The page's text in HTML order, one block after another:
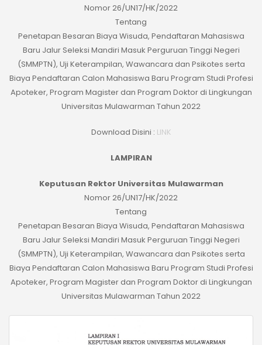
Nomor 26/UN17/HK/2022
Tentang
Penetapan Besaran Biaya Wisuda, Pendaftaran Mahasiswa
Baru Jalur Seleksi Mandiri Masuk Perguruan Tinggi Negeri
(SMMPTN), Uji Keterampilan, Wawancara dan Psikotes serta
Biaya Pendaftaran Calon Mahasiswa Baru Program Studi Profesi
Apoteker, Program Magister dan Program Doktor di Lingkungan
Universitas Mulawarman Tahun 2022
Download Disini : LINK
LAMPIRAN
Keputusan Rektor Universitas Mulawarman
Nomor 26/UN17/HK/2022
Tentang
Penetapan Besaran Biaya Wisuda, Pendaftaran Mahasiswa
Baru Jalur Seleksi Mandiri Masuk Perguruan Tinggi Negeri
(SMMPTN), Uji Keterampilan, Wawancara dan Psikotes serta
Biaya Pendaftaran Calon Mahasiswa Baru Program Studi Profesi
Apoteker, Program Magister dan Program Doktor di Lingkungan
Universitas Mulawarman Tahun 2022